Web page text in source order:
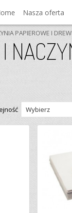
Nasza oferta
PAPIEROWE I
I